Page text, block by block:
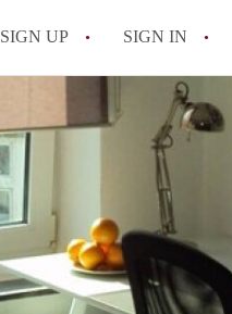
SIGN UP SIGN IN
All FAQs